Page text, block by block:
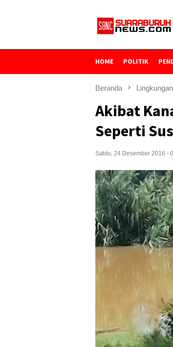
HOME POLITIK
Beranda Lingkungan
Akibat
Seperti
Sabtu, 24 Desember 2016 -